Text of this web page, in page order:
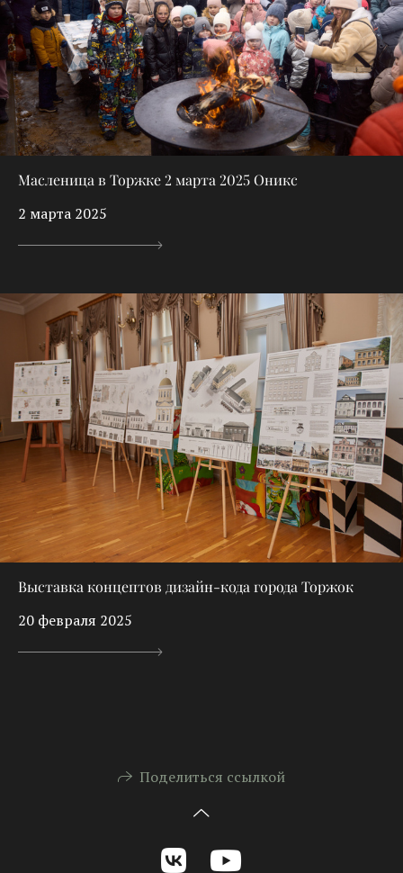
Масленица в Торжке 2 марта 2025 Оникс
2 марта 2025
Выставка концептов дизайн-кода города Торжок
20 февраля 2025
Поделиться ссылкой